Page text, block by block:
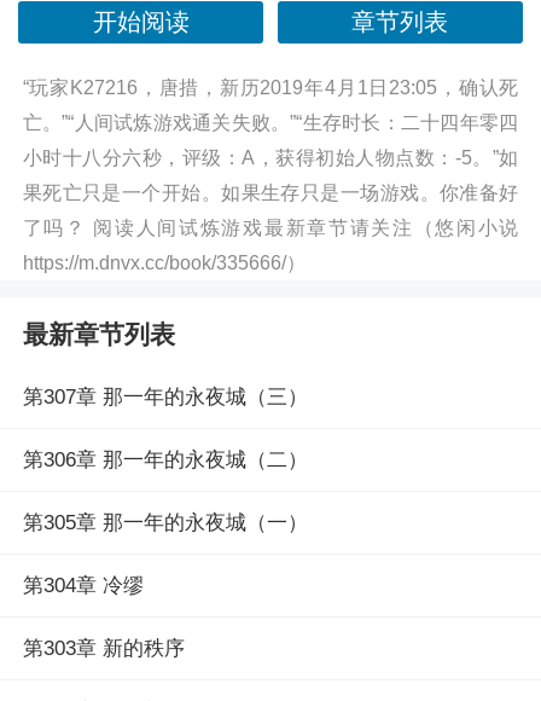
开始阅读 章节列表
“玩家K27216，唐措，新历2019年4月1日23:05，确认死
亡。”“人间试炼游戏通关失败。”“生存时长：二十四年零四
小时十八分六秒，评级：A，获得初始人物点数：-5。”如
果死亡只是一个开始。如果生存只是一场游戏。你准备好
了吗？ 阅读人间试炼游戏最新章节请关注（悠闲小说
https://m.dnvx.cc/book/335666/）
最新章节列表
第307章 那一年的永夜城（三）
第306章 那一年的永夜城（二）
第305章 那一年的永夜城（一）
第304章 冷缪
第303章 新的秩序